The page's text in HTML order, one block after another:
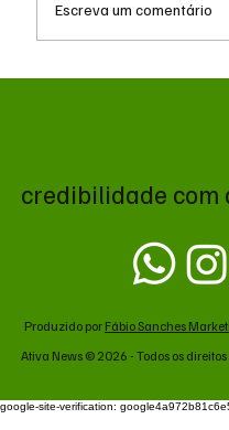
Escreva um comentário
credibilidade com
Produzido por Fábio Sanches
Ativa News © 2026 - Todos os
google-site-verification: